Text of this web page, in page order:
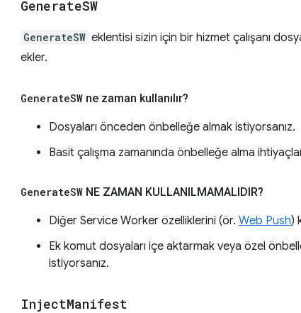
GenerateSW
GenerateSW eklentisi sizin için bir hizmet çalışanı
ekler.
GenerateSW ne zaman kullanılır?
Dosyaları önceden önbelleğe almak istiyorsanız.
Basit çalışma zamanında önbelleğe alma
GenerateSW NE ZAMAN KULLANILMAMALIDIR?
Diğer Service Worker özelliklerini (ör. Web Push)
Ek komut dosyaları içe aktarmak veya özel
istiyorsanız.
InjectManifest